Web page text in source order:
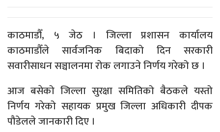
काठमाडौँ, ५ जेठ । जिल्ला प्रशासन कार्यालय
काठमाडौँले सार्वजनिक बिदाको दिन सरकारी
सवारीसाधन सञ्चालनमा रोक लगाउने निर्णय गरेको छ ।
आज बसेको जिल्ला सुरक्षा समितिको बैठकले यस्तो
निर्णय गरेको सहायक प्रमुख जिल्ला अधिकारी दीपक
पौडेलले जानकारी दिए ।